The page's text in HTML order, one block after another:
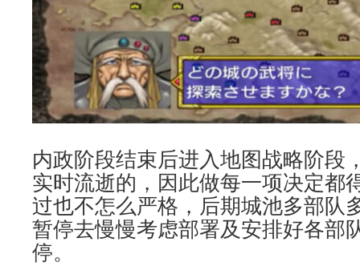
内政阶段结束后进入地图战略阶段
实时流逝的，因此做每一项决定都
过也不怎么严格，后期城池多部队
暂停去慢慢考虑部署及安排好各部
停。